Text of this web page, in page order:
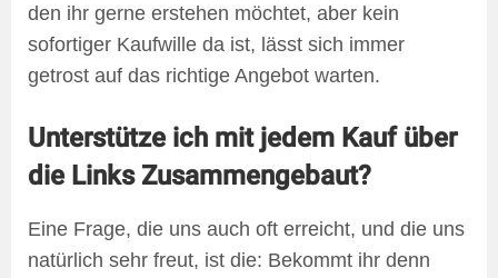
den ihr gerne erstehen möchtet, aber kein
sofortiger Kaufwille da ist, lässt sich immer
getrost auf das richtige Angebot warten.
Unterstütze ich mit jedem Kauf über
die Links Zusammengebaut?
Eine Frage, die uns auch oft erreicht, und die uns
natürlich sehr freut, ist die: Bekommt ihr denn